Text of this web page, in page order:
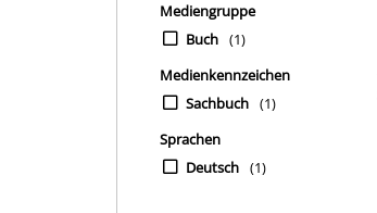
Mediengruppe
Buch (1)
Medienkennzeichen
Sachbuch (1)
Sprachen
Deutsch (1)